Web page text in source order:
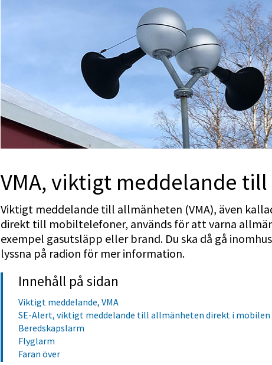
VMA, viktigt meddelande
Viktigt meddelande till allmänheten (VMA), även
direkt till mobiltelefoner, används för att varna
exempel gasutsläpp eller brand. Du ska då gå
lyssna på radion för mer information.
Innehåll på sidan
Viktigt meddelande, VMA
SE-Alert, viktigt meddelande till allmänheten direkt i mobilen
Beredskapslarm
Flyglarm
Faran över